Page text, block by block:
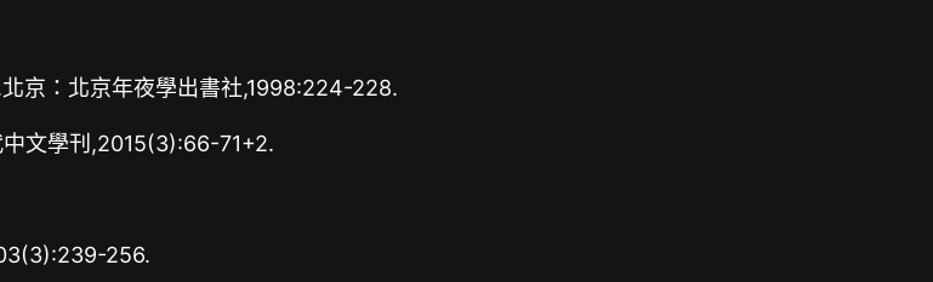
京：北京年夜學出書社,1998:224-228.
文學刊,2015(3):66-71+2.
256.